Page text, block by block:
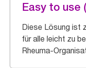
Easy to use
Diese Lösung ist
für alle leicht zu
Rheuma-